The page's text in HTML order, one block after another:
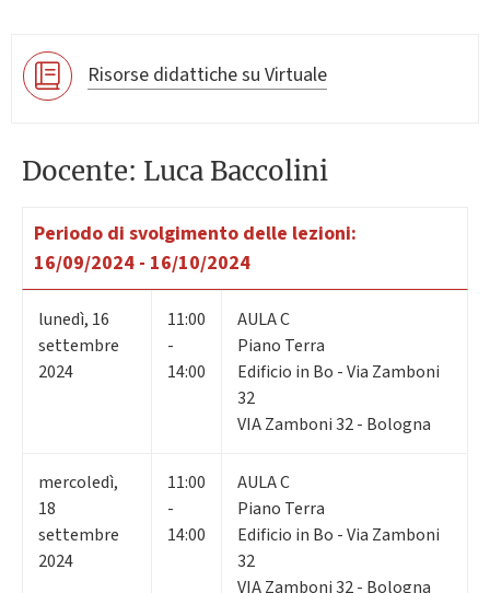
Risorse didattiche su Virtuale
Docente: Luca Baccolini
Periodo di svolgimento delle lezioni:
16/09/2024 - 16/10/2024
lunedì, 16
settembre
2024
11:00
-
14:00
AULA C
Piano Terra
Edificio in Bo - Via Zamboni
32
VIA Zamboni 32 - Bologna
mercoledì,
18
settembre
2024
11:00
-
14:00
AULA C
Piano Terra
Edificio in Bo - Via Zamboni
32
VIA Zamboni 32 - Bologna